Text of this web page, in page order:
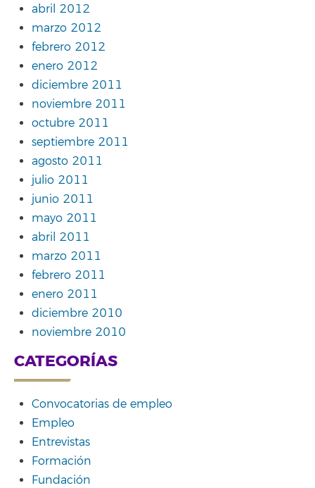
abril 2012
marzo 2012
febrero 2012
enero 2012
diciembre 2011
noviembre 2011
octubre 2011
septiembre 2011
agosto 2011
julio 2011
junio 2011
mayo 2011
abril 2011
marzo 2011
febrero 2011
enero 2011
diciembre 2010
noviembre 2010
CATEGORÍAS
Convocatorias de empleo
Empleo
Entrevistas
Formación
Fundación